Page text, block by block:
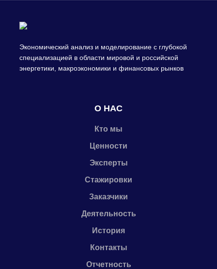
Экономический анализ и моделирование с глубокой
специализацией в области мировой и российской
энергетики, макроэкономики и финансовых рынков
О НАС
Кто мы
Ценности
Эксперты
Стажировки
Заказчики
Деятельность
История
Контакты
Отчетность